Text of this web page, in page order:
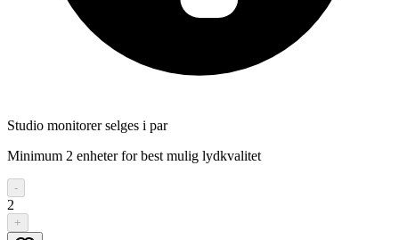
Studio monitorer selges i par
Minimum 2 enheter for best mulig lydkvalitet
-
2
+